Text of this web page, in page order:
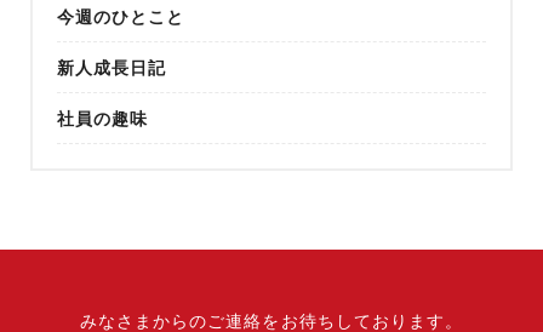
今週のひとこと
新人成長日記
社員の趣味
みなさまからのご連絡をお待ちしております。